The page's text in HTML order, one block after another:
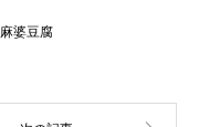
麻婆豆腐